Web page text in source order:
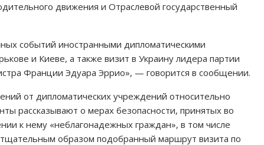
движения и Отраслевой государственный
событий иностранными дипломатическими
и Киеве, а также визит в Украину лидера партии
Франции Эдуара Эррио», — говорится в сообщении.
от дипломатических учреждений относительно
рассказывают о мерах безопасности, принятых во
к нему «неблагонадежных граждан», в том числе
образом подобранный маршрут визита по